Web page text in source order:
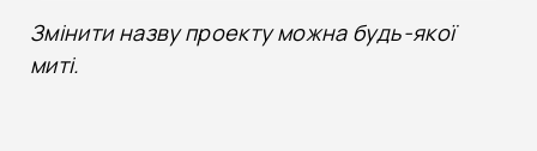
Змінити назву проекту можна будь-якої
миті.